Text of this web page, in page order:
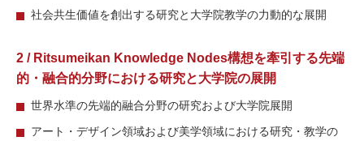
社会共⽣価値を創出する研究と⼤学院教学の⼒動的な展開
2 / Ritsumeikan Knowledge Nodes構想を牽引する先端
的・融合的分野における研究と⼤学院の展開
世界⽔準の先端的融合分野の研究および⼤学院展開
アート・デザイン領域および美学領域における研究・教学の